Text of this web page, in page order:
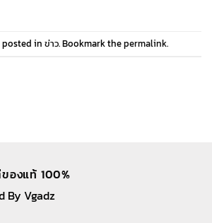
posted in ข่าว. Bookmark thepermalink.
องแท้ 100%
By Vgadz